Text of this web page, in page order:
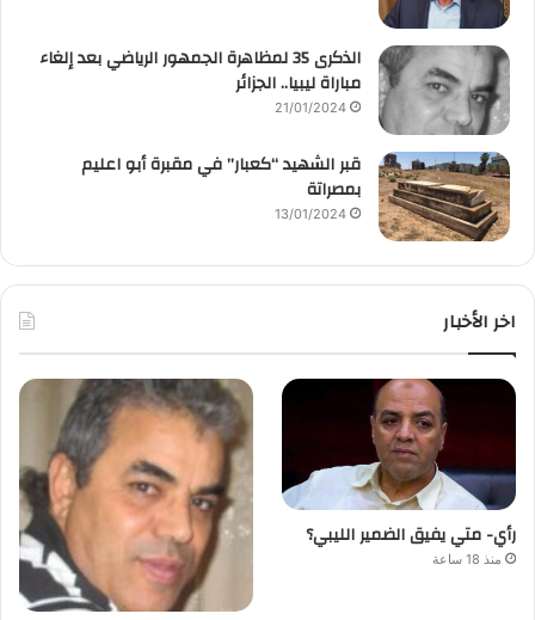
الذكرى 35 لمظاهرة الجمهور الرياضي بعد إلغاء
مباراة ليبيا.. الجزائر
21/01/2024
قبر الشهيد “كعبار” في مقبرة أبو اعليم
بمصراتة
13/01/2024
اخر الأخبار
رأي- متي يفيق الضمير الليبي؟
منذ 18 ساعة